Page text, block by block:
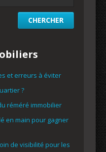
et erreurs à éviter
?
réméré immobilier
en main pour gagner
de visibilité pour les